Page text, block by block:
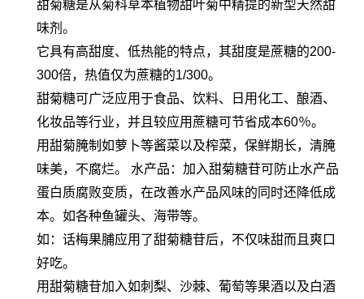
甜菊糖是从菊科草本植物甜叶菊中精提的新型天然甜
味剂。
它具有高甜度、低热能的特点，其甜度是蔗糖的200-
300倍，热值仅为蔗糖的1/300。
甜菊糖可广泛应用于食品、饮料、日用化工、酿酒、
化妆品等行业，并且较应用蔗糖可节省成本60％。
用甜菊腌制如萝卜等酱菜以及榨菜，保鲜期长，清腌
味美，不腐烂。 水产品：加入甜菊糖苷可防止水产品
蛋白质腐败变质，在改善水产品风味的同时还降低成
本。如各种鱼罐头、海带等。
如：话梅果脯应用了甜菊糖苷后，不仅味甜而且爽口
好吃。
用甜菊糖苷加入如刺梨、沙棘、葡萄等果酒以及白酒